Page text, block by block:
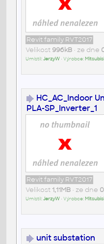
Revit family RVT2017
Velikost 996kB• ze dne
Umístil:JerzyW• Výrobce:
HC_AC_Indoor
PLA-SP_Inverter_1
Revit family RVT2017
Velikost 1,11MB• ze dne
Umístil:JerzyW• Výrobce:
unit substation